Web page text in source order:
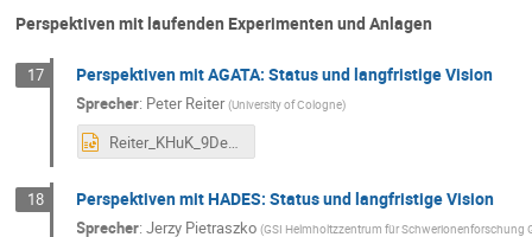
Perspektiven mit laufenden Experimenten und Anlagen
17 Perspektiven mit AGATA: Status und langfristige Vision
Sprecher: Peter Reiter (University of Cologne)
Reiter_KHuK_9Dec2022.pptx
18 Perspektiven mit HADES: Status und langfristige Vision
Sprecher:Jerzy Pietraszko (GSI Helmholtzzentrum für Schwerionenforschung